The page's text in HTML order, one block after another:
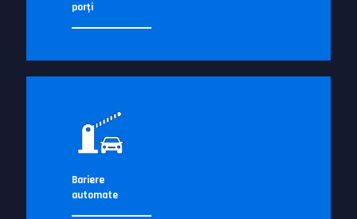
porţi
Bariere
automate